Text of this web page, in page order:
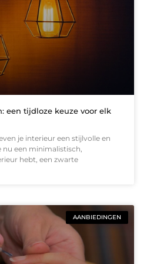
een tijdloze keuze voor elk
je interieur een stijlvolle en
een minimalistisch,
hebt, een zwarte
AANBIEDINGEN